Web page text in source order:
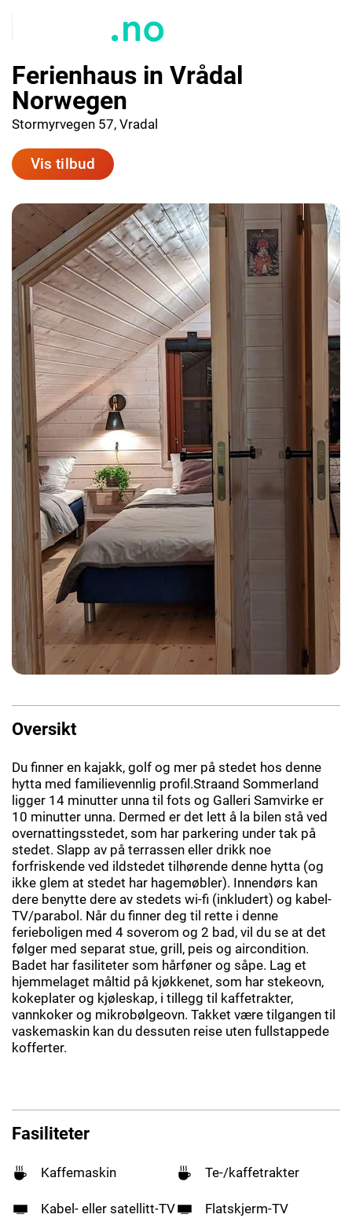
Ferienhaus in Vrådal
Norwegen
Stormyrvegen 57, Vradal
Vis tilbud
Oversikt
Du finner en kajakk, golf og mer på stedet hos denne
hytta med familievennlig profil.Straand Sommerland
ligger 14 minutter unna til fots og Galleri Samvirke er
10 minutter unna. Dermed er det lett å la bilen stå ved
overnattingsstedet, som har parkering under tak på
stedet. Slapp av på terrassen eller drikk noe
forfriskende ved ildstedet tilhørende denne hytta (og
ikke glem at stedet har hagemøbler). Innendørs kan
dere benytte dere av stedets wi-fi (inkludert) og kabel-
TV/parabol. Når du finner deg til rette i denne
ferieboligen med 4 soverom og 2 bad, vil du se at det
følger med separat stue, grill, peis og aircondition.
Badet har fasiliteter som hårføner og såpe. Lag et
hjemmelaget måltid på kjøkkenet, som har stekeovn,
kokeplater og kjøleskap, i tillegg til kaffetrakter,
vannkoker og mikrobølgeovn. Takket være tilgangen til
vaskemaskin kan du dessuten reise uten fullstappede
kofferter.
Fasiliteter
Kaffemaskin Te-/kaffetrakter
Kabel- eller satellitt-TV Flatskjerm-TV